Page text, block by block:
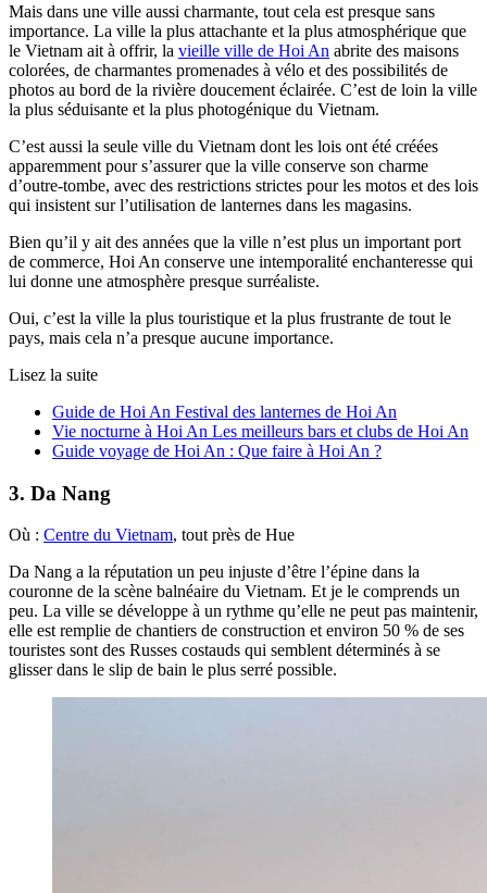
Mais dans une ville aussi charmante, tout cela est presque sans
importance. La ville la plus attachante et la plus atmosphérique que
le Vietnam ait à offrir, la vieille ville de Hoi An abrite des maisons
colorées, de charmantes promenades à vélo et des possibilités de
photos au bord de la rivière doucement éclairée. C’est de loin la ville
la plus séduisante et la plus photogénique du Vietnam.
C’est aussi la seule ville du Vietnam dont les lois ont été créées
apparemment pour s’assurer que la ville conserve son charme
d’outre-tombe, avec des restrictions strictes pour les motos et des lois
qui insistent sur l’utilisation de lanternes dans les magasins.
Bien qu’il y ait des années que la ville n’est plus un important port
de commerce, Hoi An conserve une intemporalité enchanteresse qui
lui donne une atmosphère presque surréaliste.
Oui, c’est la ville la plus touristique et la plus frustrante de tout le
pays, mais cela n’a presque aucune importance.
Lisez la suite
Guide de Hoi An Festival des lanternes de Hoi An
Vie nocturne à Hoi An Les meilleurs bars et clubs de Hoi An
Guide voyage de Hoi An : Que faire à Hoi An ?
3. Da Nang
Où : Centre du Vietnam, tout près de Hue
Da Nang a la réputation un peu injuste d’être l’épine dans la
couronne de la scène balnéaire du Vietnam. Et je le comprends un
peu. La ville se développe à un rythme qu’elle ne peut pas maintenir,
elle est remplie de chantiers de construction et environ 50 % de ses
touristes sont des Russes costauds qui semblent déterminés à se
glisser dans le slip de bain le plus serré possible.